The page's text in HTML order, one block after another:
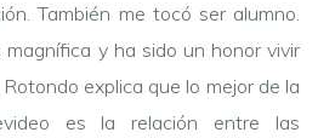
También me tocó ser alumno.
y ha sido un honor vivir
explica que lo mejor de la
es la relación entre las